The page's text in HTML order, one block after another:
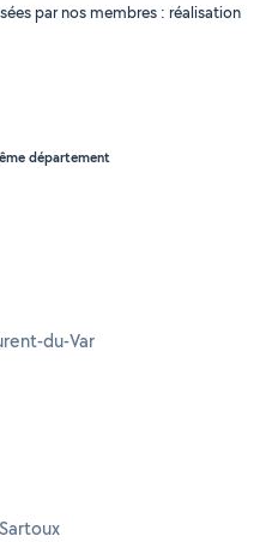
par nos membres : réalisation
département
du-Var